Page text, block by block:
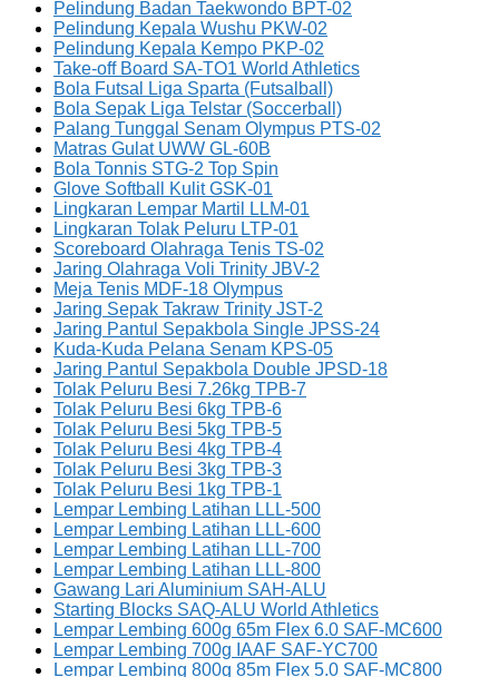
Pelindung Badan Taekwondo BPT-02
Pelindung Kepala Wushu PKW-02
Pelindung Kepala Kempo PKP-02
Take-off Board SA-TO1 World Athletics
Bola Futsal Liga Sparta (Futsalball)
Bola Sepak Liga Telstar (Soccerball)
Palang Tunggal Senam Olympus PTS-02
Matras Gulat UWW GL-60B
Bola Tonnis STG-2 Top Spin
Glove Softball Kulit GSK-01
Lingkaran Lempar Martil LLM-01
Lingkaran Tolak Peluru LTP-01
Scoreboard Olahraga Tenis TS-02
Jaring Olahraga Voli Trinity JBV-2
Meja Tenis MDF-18 Olympus
Jaring Sepak Takraw Trinity JST-2
Jaring Pantul Sepakbola Single JPSS-24
Kuda-Kuda Pelana Senam KPS-05
Jaring Pantul Sepakbola Double JPSD-18
Tolak Peluru Besi 7.26kg TPB-7
Tolak Peluru Besi 6kg TPB-6
Tolak Peluru Besi 5kg TPB-5
Tolak Peluru Besi 4kg TPB-4
Tolak Peluru Besi 3kg TPB-3
Tolak Peluru Besi 1kg TPB-1
Lempar Lembing Latihan LLL-500
Lempar Lembing Latihan LLL-600
Lempar Lembing Latihan LLL-700
Lempar Lembing Latihan LLL-800
Gawang Lari Aluminium SAH-ALU
Starting Blocks SAQ-ALU World Athletics
Lempar Lembing 600g 65m Flex 6.0 SAF-MC600
Lempar Lembing 700g IAAF SAF-YC700
Lempar Lembing 800g 85m Flex 5.0 SAF-MC800